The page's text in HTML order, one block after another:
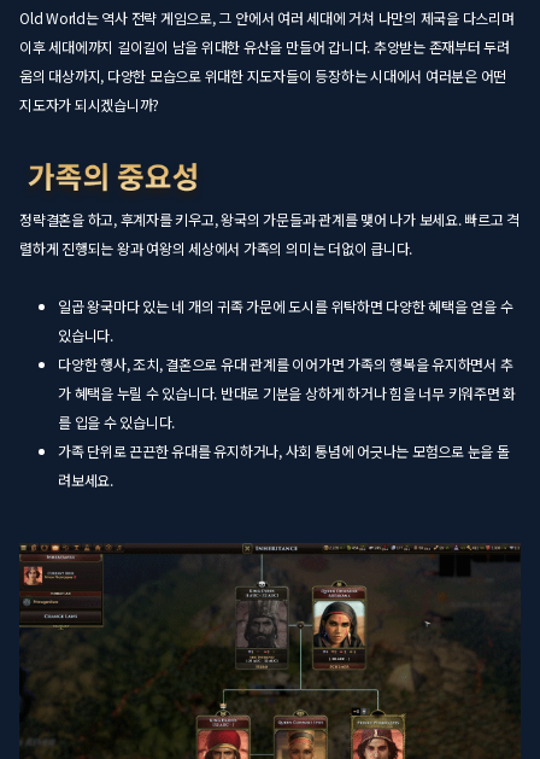
Old World는 역사 전략 게임으로, 그 안에서 여러 세대에 거쳐 나만의 제국을 다스리며
이후 세대에까지 길이길이 남을 위대한 유산을 만들어 갑니다. 추앙받는 존재부터 두려
움의 대상까지, 다양한 모습으로 위대한 지도자들이 등장하는 시대에서 여러분은 어떤
지도자가 되시겠습니까?
정략결혼을 하고, 후계자를 키우고, 왕국의 가문들과 관계를 맺어 나가 보세요. 빠르고 격
렬하게 진행되는 왕과 여왕의 세상에서 가족의 의미는 더없이 큽니다.
일곱 왕국마다 있는 네 개의 귀족 가문에 도시를 위탁하면 다양한 혜택을 얻을 수
있습니다.
다양한 행사, 조치, 결혼으로 유대 관계를 이어가면 가족의 행복을 유지하면서 추
가 혜택을 누릴 수 있습니다. 반대로 기분을 상하게 하거나 힘을 너무 키워주면 화
를 입을 수 있습니다.
가족 단위로 끈끈한 유대를 유지하거나, 사회 통념에 어긋나는 모험으로 눈을 돌
려보세요.